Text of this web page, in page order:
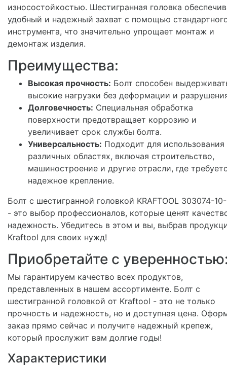
износостойкостью. Шестигранная головка
удобный и надежный захват с помощью
инструмента, что значительно упрощает монтаж и
демонтаж изделия.
Преимущества:
Высокая прочность: Болт способен
высокие нагрузки без деформации и
Долговечность: Специальная обработка
поверхности предотвращает коррозию и
увеличивает срок службы болта.
Универсальность: Подходит для использования
различных областях, включая строительство,
машиностроение и другие отрасли, где
надежное крепление.
Болт с шестигранной головкой KRAFTOOL 303074-
- это выбор профессионалов, которые ценят
надежность. Убедитесь в этом и вы, выбрав
Kraftool для своих нужд!
Приобретайте с
Мы гарантируем качество всех продуктов,
представленных в нашем ассортименте. Болт с
шестигранной головкой от Kraftool - это не только
прочность и надежность, но и доступная цена.
заказ прямо сейчас и получите надежный крепеж,
который прослужит вам долгие годы!
Характеристики